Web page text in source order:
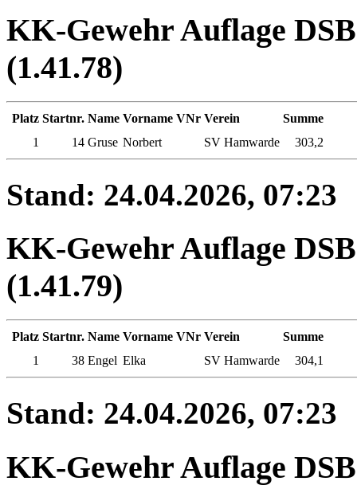
KK-Gewehr Auflage
(1.41.78)
Platz Startnr. Name Vorname VNr Verein
Summe
1
14 Gruse Norbert SV Hamwarde 303,2
Stand: 24.04.2026, 07:23
KK-Gewehr Auflage
(1.41.79)
Platz Startnr. Name Vorname VNr Verein
Summe
1
38 Engel Elka SV Hamwarde 304,1
Stand: 24.04.2026, 07:23
KK-Gewehr Auflage